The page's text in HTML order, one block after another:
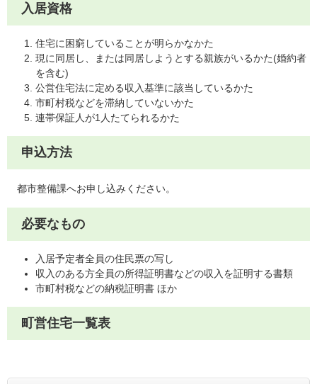
入居資格
住宅に困窮していることが明らかなかた
現に同居し、または同居しようとする親族がいるかた(婚約者
を含む)
公営住宅法に定める収入基準に該当しているかた
市町村税などを滞納していないかた
連帯保証人が1人たてられるかた
申込方法
都市整備課へお申し込みください。
必要なもの
入居予定者全員の住民票の写し
収入のある方全員の所得証明書などの収入を証明する書類
市町村税などの納税証明書 ほか
町営住宅一覧表